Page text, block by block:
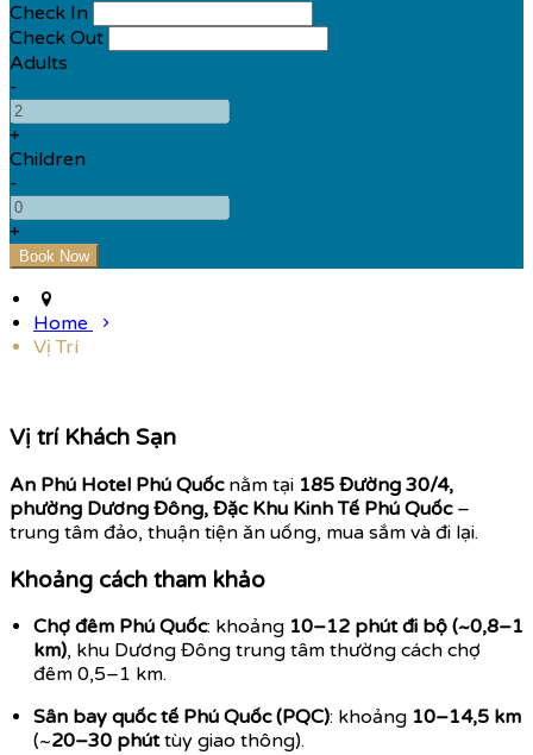
Check In
Check Out
Adults
-
+
Children
-
+
Home
Vị Trí
Vị trí Khách Sạn
An Phú Hotel Phú Quốcnằm tại 185 Đường 30/4,
phường Dương Đông, Đặc Khu Kinh Tế Phú Quốc–
trung tâm đảo, thuận tiện ăn uống, mua sắm và đi lại.
Khoảng cách tham khảo
Chợ đêm Phú Quốc: khoảng 10–12 phút đi bộ (~0,8–1
km), khu Dương Đông trung tâm thường cách chợ
đêm 0,5–1 km.
Sân bay quốc tế Phú Quốc (PQC): khoảng 10–14,5 km
(~20–30 phúttùy giao thông).